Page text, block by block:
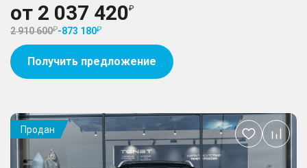
от 2 037 420
2 910 600 -873 180
Получить предложение
Продан
Добавить
в
избранное